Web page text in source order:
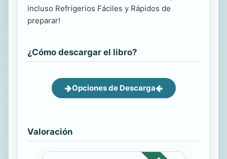
incluso Refrigerios Fáciles y Rápidos de
preparar!
¿Cómo descargar el libro?
Opciones de Descarga
Valoración